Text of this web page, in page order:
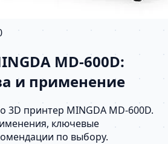
MD-600D:
и применение
3D принтер MINGDA MD-600D.
ключевые
по выбору.